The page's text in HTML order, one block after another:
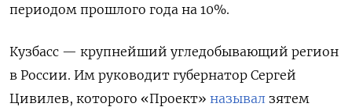
периодом прошлого года на 10%.
Кузбасс — крупнейший угледобывающий регион
в России. Им руководит губернатор Сергей
Цивилев, которого «Проект» называл зятем